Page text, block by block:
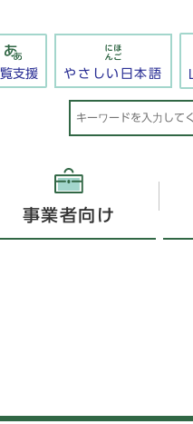
支援 やさしい日本語
事業者向け